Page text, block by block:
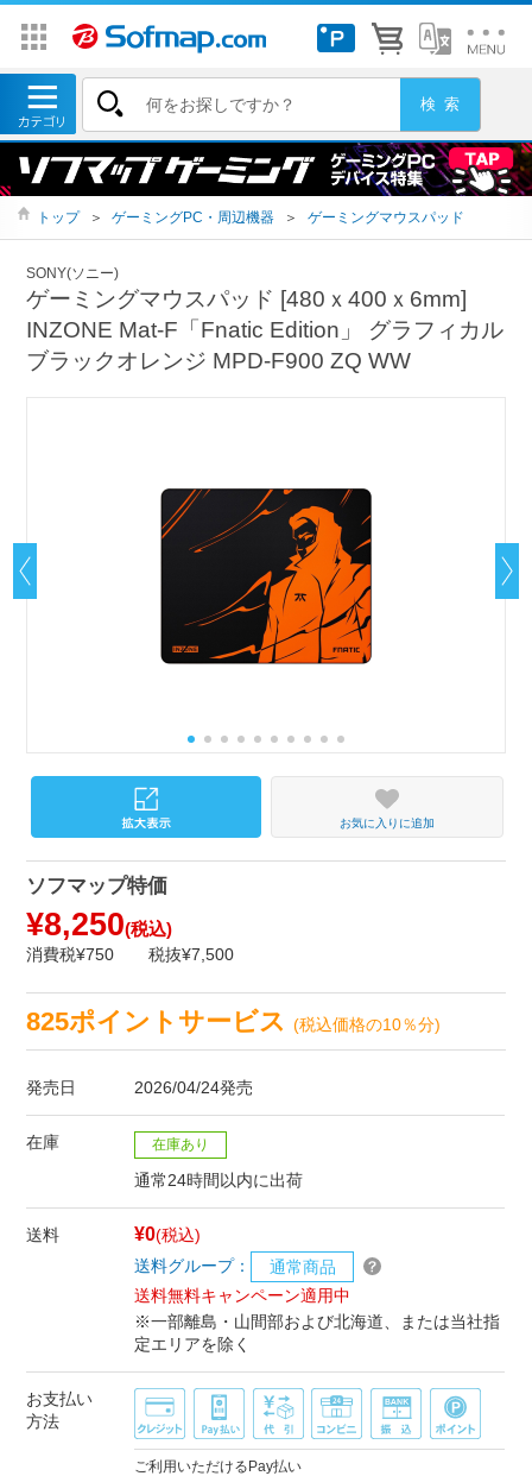
トップ ＞ ゲーミングPC・周辺機器 ＞ ゲーミングマウスパッド
SONY(ソニー)
ゲーミングマウスパッド [480ｘ400ｘ6mm]
INZONE Mat-F「Fnatic Edition」 グラフィカル
ブラックオレンジ MPD-F900 ZQ WW
お気に入りに追加
ソフマップ特価
¥8,250(税込)
消費税¥750 税抜¥7,500
825ポイントサービス(税込価格の10％分)
発売日 2026/04/24発売
在庫 在庫あり
通常24時間以内に出荷
送料 ¥0(税込)
送料グループ：
通常商品
送料無料キャンペーン適用中
※一部離島・山間部および北海道、または当社指
定エリアを除く
お支払い
方法
ご利用いただけるPay払い